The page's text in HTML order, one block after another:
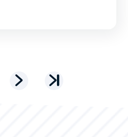
Page courantePage suivante